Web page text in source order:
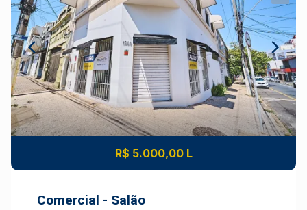
R$ 5.000,00 L
Comercial - Salão